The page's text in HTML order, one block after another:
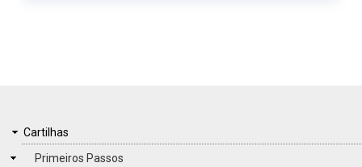
FOOTER
MENU
CARTILHAS
Cartilhas
Primeiros Passos